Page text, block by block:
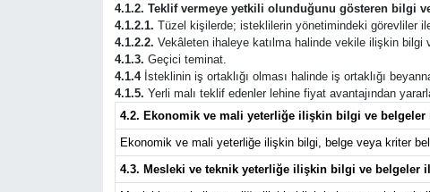
4.1.2. Teklif vermeye yetkili olunduğunu gösteren bilgi
4.1.2.1. Tüzel kişilerde; isteklilerin yönetimindeki görevliler
4.1.2.2. Vekâleten ihaleye katılma halinde vekile ilişkin bilgi
4.1.3. Geçici teminat.
4.1.4İsteklinin iş ortaklığı olması halinde iş ortaklığı
4.1.5. Yerli malı teklif edenler lehine fiyat avantajından
4.2. Ekonomik ve mali yeterliğe ilişkin bilgi ve belgeler
Ekonomik ve mali yeterliğe ilişkin bilgi, belge veya kriter
4.3. Mesleki ve teknik yeterliğe ilişkin bilgi ve belgeler